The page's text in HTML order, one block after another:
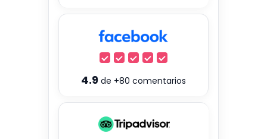
4.9 de +80 comentarios